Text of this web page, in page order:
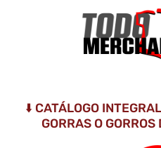
⬇️ CATÁLOGO
GORRAS O